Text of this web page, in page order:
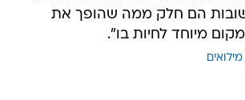
הם חלק ממה שהופך את
מיוחד לחיות בו".
מילואים